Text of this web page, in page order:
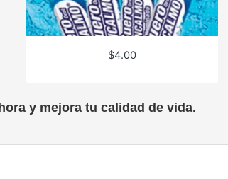
$4.00
y mejora tu calidad de vida.